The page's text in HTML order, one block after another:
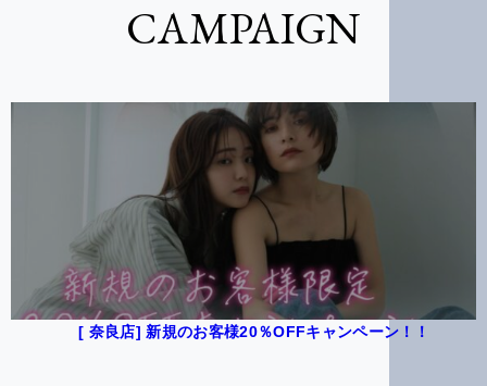
CAMPAIGN
[ 奈良店] 新規のお客様20％OFFキャンペーン！！